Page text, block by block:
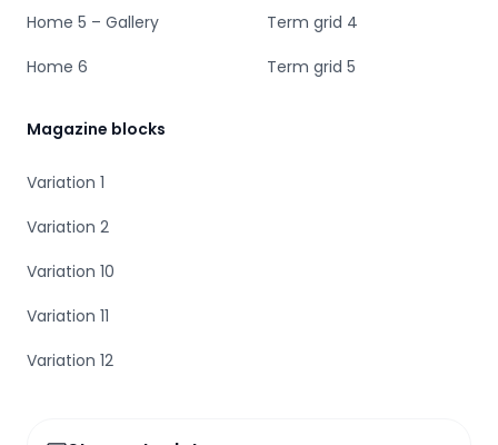
Home 5 – Gallery
Home 6
Term grid 4
Term grid 5
Magazine blocks
Variation 1
Variation 2
Variation 10
Variation 11
Variation 12